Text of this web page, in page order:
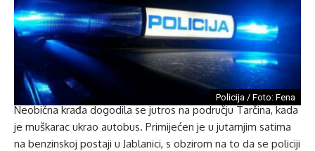
Policija / Foto: Fena
Neobična krađa dogodila se jutros na području Tarčina, kada
je muškarac ukrao autobus. Primijećen je u jutarnjim satima
na benzinskoj postaji u Jablanici, s obzirom na to da se policiji